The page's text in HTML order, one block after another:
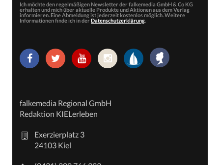
Ich möchte den regelmäßigen Newsletter der falkemedia GmbH & Co KG
erhalten und mich über aktuelle Produkte und Aktionen aus dem Verlag
informieren. Eine Abmeldung ist jederzeit kostenlos möglich. Weitere
Informationen finde ich in der Datenschutzerklärung.
falkemedia Regional GmbH
Redaktion KIELerleben
Exerzierplatz 3
24103 Kiel